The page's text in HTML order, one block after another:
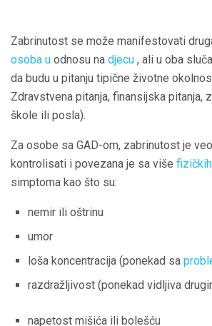
Zabrinutost se može manifestovati
osoba u odnosu na djecu , ali u oba
da budu u pitanju tipične životne
Zdravstvena pitanja, finansijska pitanja,
škole ili posla).
Za osobe sa GAD-om, zabrinutost je
kontrolisati i povezana je sa više fizičkih
simptoma kao što su:
nemir ili oštrinu
umor
loša koncentracija (ponekad sa
razdražljivost (ponekad vidljiva
napetost mišića ili bolešću